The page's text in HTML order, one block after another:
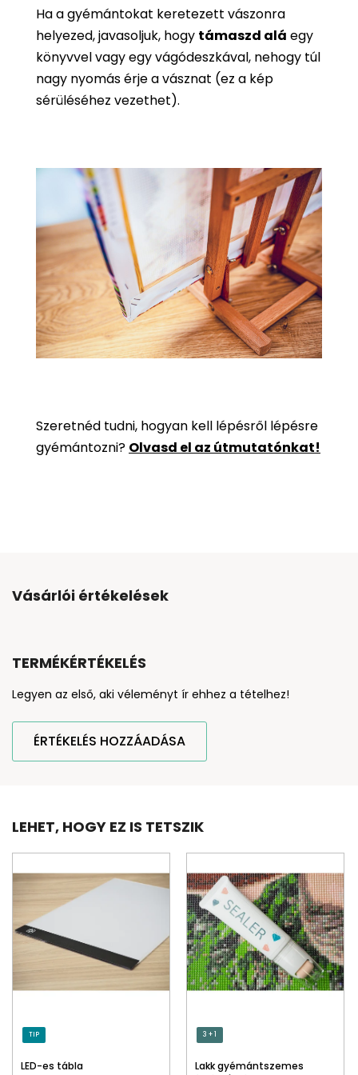
Ha a gyémántokat keretezett vászonra
helyezed, javasoljuk, hogy támaszd alá egy
könyvvel vagy egy vágódeszkával, nehogy túl
nagy nyomás érje a vásznat (ez a kép
sérüléséhez vezethet).
Szeretnéd tudni, hogyan kell lépésről lépésre
gyémántozni? Olvasd el az útmutatónkat!
Vásárlói értékelések
TERMÉKÉRTÉKELÉS
Legyen az első, aki véleményt ír ehhez a tételhez!
ÉRTÉKELÉS HOZZÁADÁSA
LEHET, HOGY EZ IS TETSZIK
TIP
LED-es tábla
3 + 1
Lakk gyémántszemes